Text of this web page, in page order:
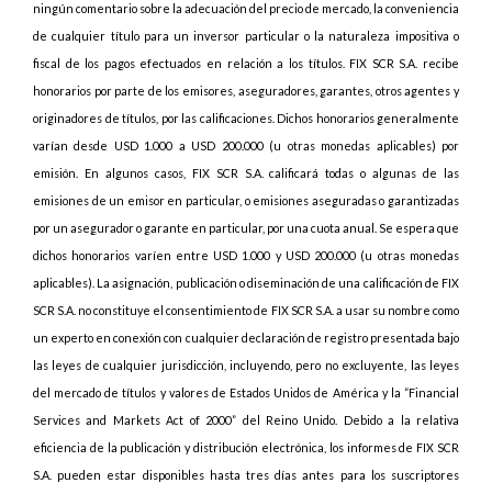
ningún comentario sobre la adecuación del precio de mercado, la conveniencia
de cualquier título para un inversor particular o la naturaleza impositiva o
fiscal de los pagos efectuados en relación a los títulos. FIX SCR S.A. recibe
honorarios por parte de los emisores, aseguradores, garantes, otros agentes y
originadores de títulos, por las calificaciones. Dichos honorarios generalmente
varían desde USD 1.000 a USD 200.000 (u otras monedas aplicables) por
emisión. En algunos casos, FIX SCR S.A. calificará todas o algunas de las
emisiones de un emisor en particular, o emisiones aseguradas o garantizadas
por un asegurador o garante en particular, por una cuota anual. Se espera que
dichos honorarios varíen entre USD 1.000 y USD 200.000 (u otras monedas
aplicables). La asignación, publicación o diseminación de una calificación de FIX
SCR S.A. no constituye el consentimiento de FIX SCR S.A. a usar su nombre como
un experto en conexión con cualquier declaración de registro presentada bajo
las leyes de cualquier jurisdicción, incluyendo, pero no excluyente, las leyes
del mercado de títulos y valores de Estados Unidos de América y la “Financial
Services and Markets Act of 2000” del Reino Unido. Debido a la relativa
eficiencia de la publicación y distribución electrónica, los informes de FIX SCR
S.A. pueden estar disponibles hasta tres días antes para los suscriptores